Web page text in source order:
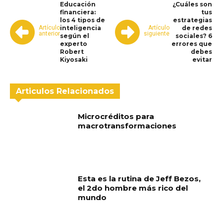
Artículo
anterior
Educación
financiera:
los 4 tipos de
inteligencia
según el
experto
Robert
Kiyosaki
Artículo
siguiente
¿Cuáles son
tus
estrategias
de redes
sociales? 6
errores que
debes
evitar
Articulos Relacionados
Microcréditos para
macrotransformaciones
Esta es la rutina de Jeff Bezos,
el 2do hombre más rico del
mundo